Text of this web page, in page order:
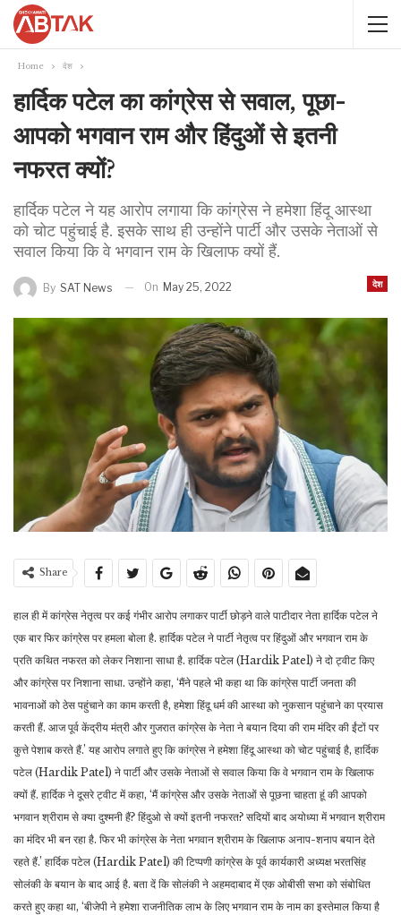
Home देश
हार्दिक पटेल का कांग्रेस से सवाल, पूछा-
आपको भगवान राम और हिंदुओं से इतनी
नफरत क्यों?
हार्दिक पटेल ने यह आरोप लगाया कि कांग्रेस ने हमेशा हिंदू आस्था
को चोट पहुंचाई है. इसके साथ ही उन्होंने पार्टी और उसके नेताओं से
सवाल किया कि वे भगवान राम के खिलाफ क्यों हैं.
देश
By SAT News On May 25, 2022
Share
हाल ही में कांग्रेस नेतृत्व पर कई गंभीर आरोप लगाकर पार्टी छोड़ने वाले पाटीदार नेता हार्दिक पटेल ने
एक बार फिर कांग्रेस पर हमला बोला है. हार्दिक पटेल ने पार्टी नेतृत्व पर हिंदुओं और भगवान राम के
प्रति कथित नफरत को लेकर निशाना साधा है. हार्दिक पटेल (Hardik Patel) ने दो ट्वीट किए
और कांग्रेस पर निशाना साधा. उन्होंने कहा, ‘मैंने पहले भी कहा था कि कांग्रेस पार्टी जनता की
भावनाओं को ठेस पहुंचाने का काम करती है, हमेशा हिंदू धर्म की आस्था को नुकसान पहुंचाने का प्रयास
करती हैं. आज पूर्व केंद्रीय मंत्री और गुजरात कांग्रेस के नेता ने बयान दिया की राम मंदिर की ईंटों पर
कुत्ते पेशाब करते हैं.’ यह आरोप लगाते हुए कि कांग्रेस ने हमेशा हिंदू आस्था को चोट पहुंचाई है, हार्दिक
पटेल (Hardik Patel) ने पार्टी और उसके नेताओं से सवाल किया कि वे भगवान राम के खिलाफ
क्यों हैं. हार्दिक ने दूसरे ट्वीट में कहा, ‘मैं कांग्रेस और उसके नेताओं से पूछना चाहता हूं की आपको
भगवान श्रीराम से क्या दुश्मनी हैं? हिंदुओ से क्यों इतनी नफरत? सदियों बाद अयोध्या में भगवान श्रीराम
का मंदिर भी बन रहा है. फिर भी कांग्रेस के नेता भगवान श्रीराम के खिलाफ अनाप-शनाप बयान देते
रहते हैं.’ हार्दिक पटेल (Hardik Patel) की टिप्पणी कांग्रेस के पूर्व कार्यकारी अध्यक्ष भरतसिंह
सोलंकी के बयान के बाद आई है. बता दें कि सोलंकी ने अहमदाबाद में एक ओबीसी सभा को संबोधित
करते हुए कहा था, ‘बीजेपी ने हमेशा राजनीतिक लाभ के लिए भगवान राम के नाम का इस्तेमाल किया है